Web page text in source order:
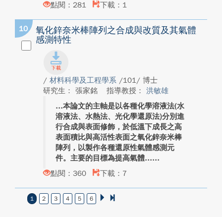
點閱：281
下載：1
10
氧化鋅奈米棒陣列之合成與改質及其氣體
感測特性
/ 材料科學及工程學系 /101/ 博士
研究生： 張家銘
指導教授： 洪敏雄
本論文的主軸是以各種化學溶液法(水
溶液法、水熱法、光化學還原法)分別進
行合成與表面修飾，於低溫下成長之高
表面積比與高活性表面之氧化鋅奈米棒
陣列，以製作各種還原性氣體感測元
件。主要的目標為提高氣體...
點閱：360
下載：7
1 2 3 4 5 6